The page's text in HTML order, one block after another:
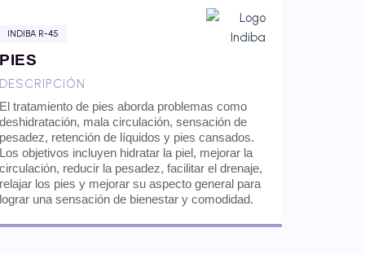
INDIBA R-45
PIES
DESCRIPCIÓN
El tratamiento de pies aborda problemas como
deshidratación, mala circulación, sensación de
pesadez, retención de líquidos y pies cansados.
Los objetivos incluyen hidratar la piel, mejorar la
circulación, reducir la pesadez, facilitar el drenaje,
relajar los pies y mejorar su aspecto general para
lograr una sensación de bienestar y comodidad.